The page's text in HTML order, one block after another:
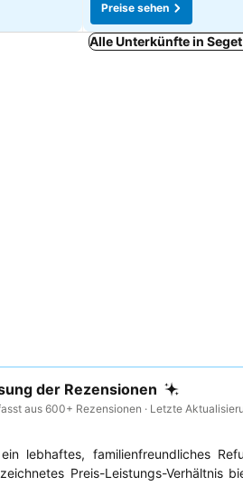
Preise sehen
Alle Unterkünfte in
der Rezensionen
aus 600+ Rezensionen · Letzte
lebhaftes, familienfreundliches
Preis-Leistungs-Verhältnis